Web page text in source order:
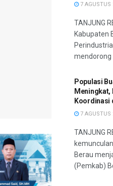
7 AGUSTUS
TANJUNG
Kabupaten
mendorong
Populasi
Meningkat,
Koordinasi
7 AGUSTUS
TANJUNG
Berau
(Pemkab)